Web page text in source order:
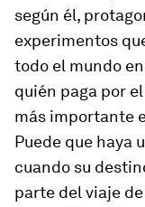
según él,
experimentos
todo el mundo
quién paga por
más importante
Puede que haya
cuando su
parte del viaje